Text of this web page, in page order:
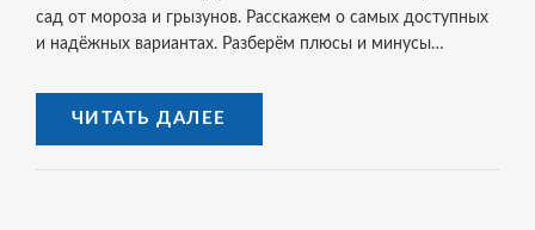
сад от мороза и грызунов. Расскажем о самых доступных
и надёжных вариантах. Разберём плюсы и минусы
ошибок и подготовить деревья даже к суровым зимам.
ЧИТАТЬ ДАЛЕЕ